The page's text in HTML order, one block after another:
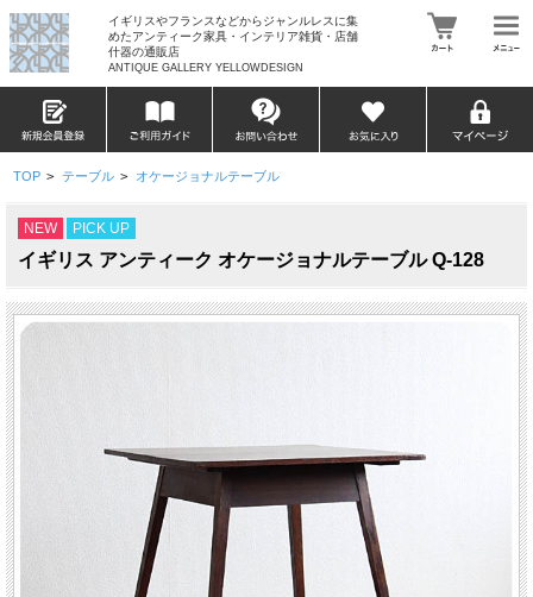
イギリスやフランスなどからジャンルレスに集
めたアンティーク家具・インテリア雑貨・店舗
什器の通販店
ANTIQUE GALLERY YELLOWDESIGN
TOP > テーブル > オケージョナルテーブル
NEW PICK UP
イギリス アンティーク オケージョナルテーブル Q-128